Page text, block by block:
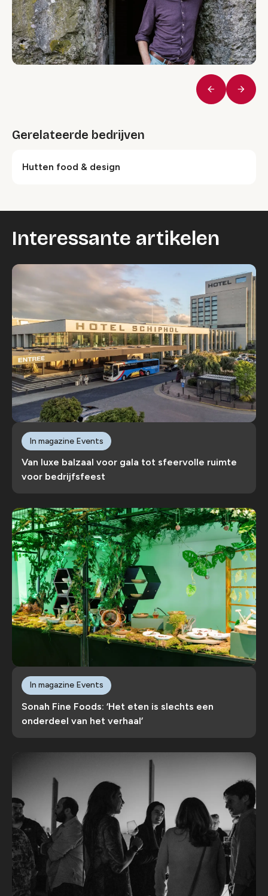
Vorige
Gerelateerde bedrijven
Hutten food & design
Interessante artikelen
Van luxe balzaal voor gala tot sfeervolle ruimte
voor bedrijfsfeest
In magazine Events
Sonah Fine Foods: ‘Het eten is slechts een
onderdeel van het verhaal’
In magazine Events